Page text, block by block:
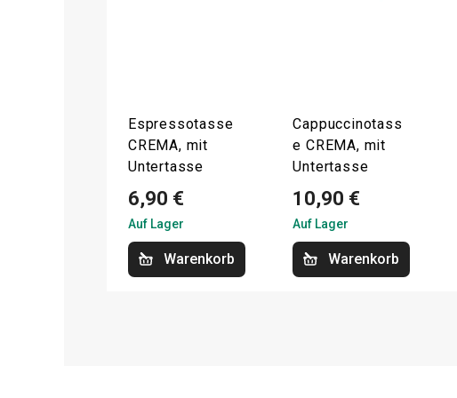
Espressotasse
CREMA, mit
Untertasse
6,90 €
Auf Lager
Warenkorb
Cappuccinotass
e CREMA, mit
Untertasse
10,90 €
Auf Lager
Warenkorb